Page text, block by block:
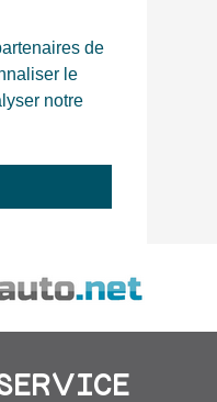
de
le
notre